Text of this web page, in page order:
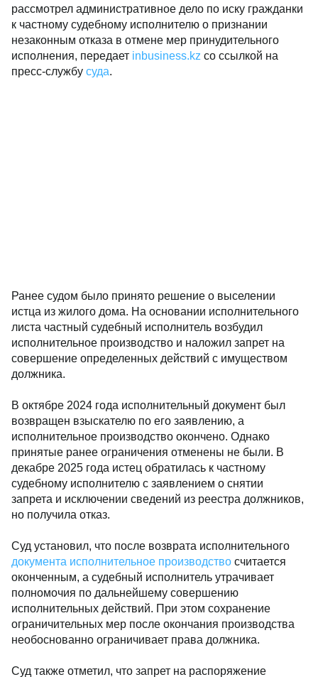
рассмотрел административное дело по иску гражданки
к частному судебному исполнителю о признании
незаконным отказа в отмене мер принудительного
исполнения, передает inbusiness.kz со ссылкой на
пресс-службу суда.
Ранее судом было принято решение о выселении
истца из жилого дома. На основании исполнительного
листа частный судебный исполнитель возбудил
исполнительное производство и наложил запрет на
совершение определенных действий с имуществом
должника.
В октябре 2024 года исполнительный документ был
возвращен взыскателю по его заявлению, а
исполнительное производство окончено. Однако
принятые ранее ограничения отменены не были. В
декабре 2025 года истец обратилась к частному
судебному исполнителю с заявлением о снятии
запрета и исключении сведений из реестра должников,
но получила отказ.
Суд установил, что после возврата исполнительного
документа исполнительное производство считается
оконченным, а судебный исполнитель утрачивает
полномочия по дальнейшему совершению
исполнительных действий. При этом сохранение
ограничительных мер после окончания производства
необоснованно ограничивает права должника.
Суд также отметил, что запрет на распоряжение